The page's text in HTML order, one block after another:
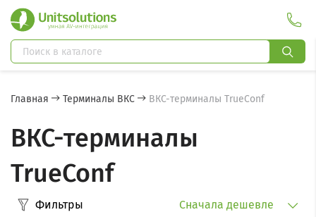
Главная Терминалы ВКС ВКС-терминалы TrueConf
ВКС-терминалы
TrueConf
Фильтры Сначала дешевле